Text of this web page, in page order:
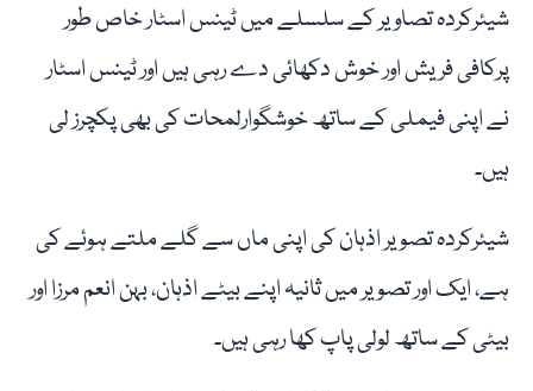
شیئرکردہ تصاویر کے سلسلے میں ٹینس اسٹار خاص طور
پرکافی فریش اور خوش دکھائی دے رہی ہیں اور ٹینس اسٹار
نے اپنی فیملی کے ساتھ خوشگوارلمحات کی بھی پکچرز لی
ہیں۔
شیئرکردہ تصویر اذہان کی اپنی ماں سے گلے ملتے ہوئے کی
ہے، ایک اور تصویر میں ثانیہ اپنے بیٹے اذہان، بہن انعم مرزا اور
بیٹی کے ساتھ لولی پاپ کھا رہی ہیں۔